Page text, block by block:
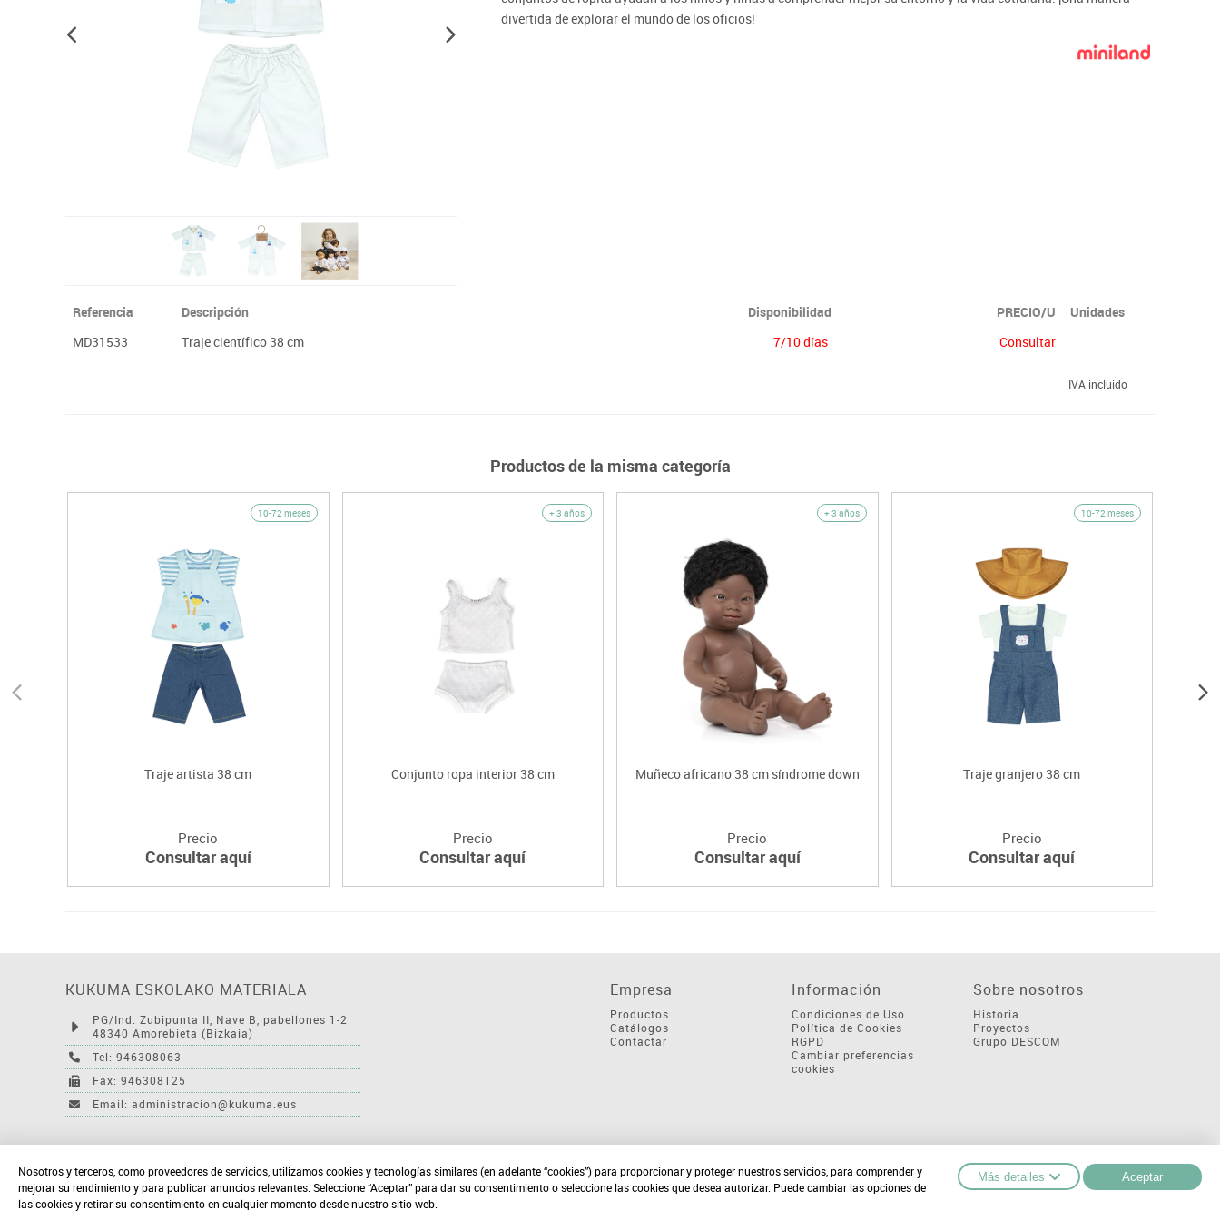
Plastifica, encuaderna, destruye
Lenguaje & idiomas
divertida de explorar el mundo de los oficios!
Referencia Descripción Disponibilidad PRECIO/U
Unidades
MD31533
Traje científico 38 cm 7/10 días Consultar
IVA incluido
Productos de la misma categoría
10-72 meses
Traje artista 38 cm
Precio
Consultar aquí
+ 3 años
Conjunto ropa interior 38 cm
Precio
Consultar aquí
+ 3 años
Muñeco africano 38 cm síndrome down
Precio
Consultar aquí
10-72 meses
Traje granjero 38 cm
Precio
Consultar aquí
KUKUMA ESKOLAKO MATERIALA
PG/Ind. Zubipunta II, Nave B, pabellones 1-2
48340 Amorebieta (Bizkaia)
Tel: 946308063
Fax: 946308125
Email: administracion@kukuma.eus
Empresa
Productos
Catálogos
Contactar
Información
Condiciones de Uso
Política de Cookies
RGPD
Cambiar preferencias
cookies
Sobre nosotros
Historia
Proyectos
Grupo DESCOM
Nosotros y terceros, como proveedores de servicios, utilizamos cookies y tecnologías similares (en adelante “cookies”) para proporcionar y proteger nuestros servicios, para comprender y
mejorar su rendimiento y para publicar anuncios relevantes. Seleccione “Aceptar” para dar su consentimiento o seleccione las cookies que desea autorizar. Puede cambiar las opciones de
las cookies y retirar su consentimiento en cualquier momento desde nuestro sitio web.
Más detalles Aceptar